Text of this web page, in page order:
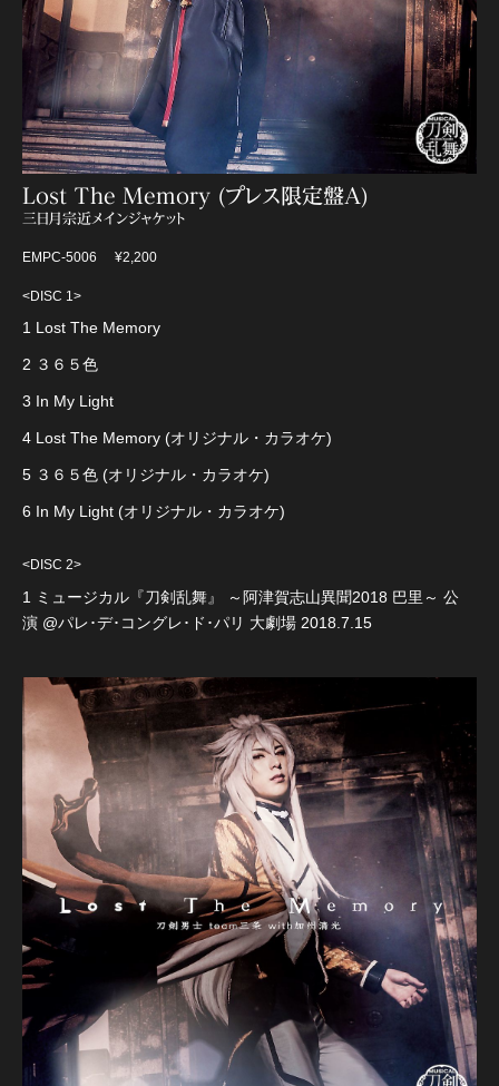
Lost The Memory (プレス限定盤A)
三日月宗近メインジャケット
EMPC-5006 ¥2,200
<DISC 1>
1 Lost The Memory
2 ３６５色
3 In My Light
4 Lost The Memory (オリジナル・カラオケ)
5 ３６５色 (オリジナル・カラオケ)
6 In My Light (オリジナル・カラオケ)
<DISC 2>
1 ミュージカル『刀剣乱舞』 ～阿津賀志山異聞2018 巴里～ 公
演 @パレ･デ･コングレ･ド･パリ 大劇場 2018.7.15